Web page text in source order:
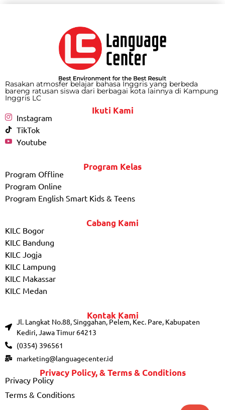
Rasakan atmosfer belajar bahasa Inggris yang berbeda
bareng ratusan siswa dari berbagai kota lainnya di Kampung
Inggris LC
Ikuti Kami
Instagram
TikTok
Youtube
Program Kelas
Program Offline
Program Online
Program English Smart Kids & Teens
Cabang Kami
KILC Bogor
KILC Bandung
KILC Jogja
KILC Lampung
KILC Makassar
KILC Medan
Kontak Kami
Jl. Langkat No.88, Singgahan, Pelem, Kec. Pare, Kabupaten
Kediri, Jawa Timur 64213
(0354) 396561
marketing@languagecenter.id
Privacy Policy, & Terms & Conditions
Privacy Policy
Terms & Conditions